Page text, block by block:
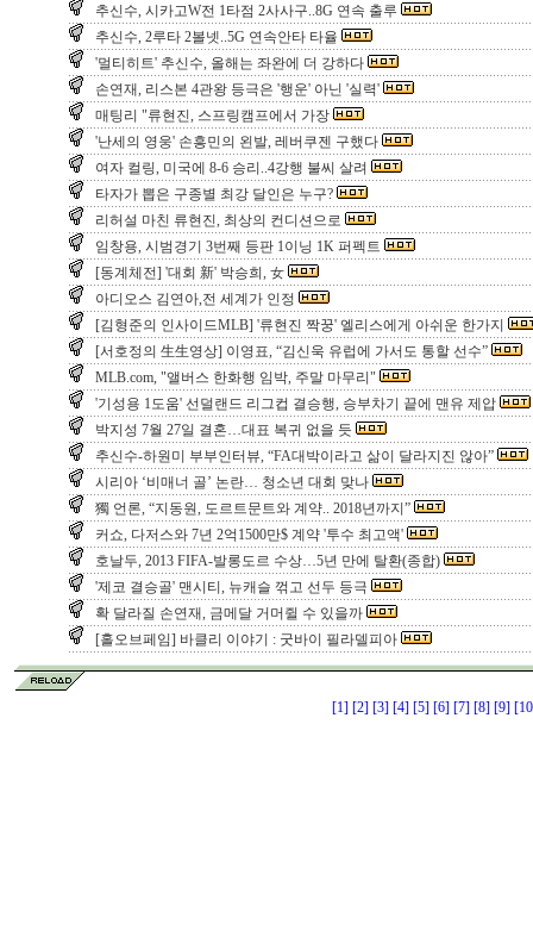
추신수, 시카고W전 1타점 2사사구..8G 연속 출루
추신수, 2루타 2볼넷..5G 연속안타 타율
'멀티히트' 추신수, 올해는 좌완에 더 강하다
손연재, 리스본 4관왕 등극은 '행운' 아닌 '실력'
매팅리 "류현진, 스프링캠프에서 가장
'난세의 영웅' 손흥민의 왼발, 레버쿠젠 구했다
여자 컬링, 미국에 8-6 승리..4강행 불씨 살려
타자가 뽑은 구종별 최강 달인은 누구?
리허설 마친 류현진, 최상의 컨디션으로
임창용, 시범경기 3번째 등판 1이닝 1K 퍼펙트
[동계체전] '대회 新' 박승희, 女
아디오스 김연아,전 세계가 인정
[김형준의 인사이드MLB] '류현진 짝꿍' 엘리스에게 아쉬운 한가지
[서호정의 生生영상] 이영표, “김신욱 유럽에 가서도 통할 선수”
MLB.com, "앨버스 한화행 임박, 주말 마무리"
'기성용 1도움' 선덜랜드 리그컵 결승행, 승부차기 끝에 맨유 제압
박지성 7월 27일 결혼…대표 복귀 없을 듯
추신수-하원미 부부인터뷰, “FA대박이라고 삶이 달라지진 않아”
시리아 ‘비매너 골’ 논란… 청소년 대회 맞나
獨 언론, “지동원, 도르트문트와 계약.. 2018년까지”
커쇼, 다저스와 7년 2억1500만$ 계약 '투수 최고액'
호날두, 2013 FIFA-발롱도르 수상…5년 만에 탈환(종합)
'제코 결승골' 맨시티, 뉴캐슬 꺾고 선두 등극
확 달라질 손연재, 금메달 거머쥘 수 있을까
[홀오브페임] 바클리 이야기 : 굿바이 필라델피아
[1] [2] [3] [4] [5] [6] [7] [8] [9]